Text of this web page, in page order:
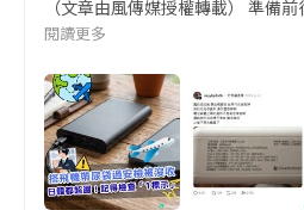
（文章由風傳媒授權轉載） 準
閱讀更多